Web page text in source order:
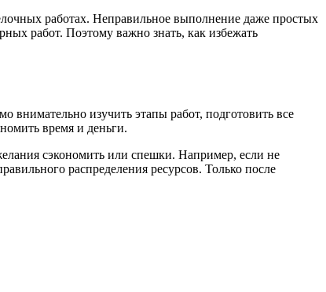
работах. Неправильное выполнение даже простых
работ. Поэтому важно знать, как избежать
изучить этапы работ, подготовить все
время и деньги.
сэкономить или спешки. Например, если не
распределения ресурсов. Только после